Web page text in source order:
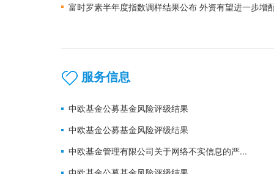
富时罗素半年度指数调样结果公布 外资有望进一步增
服务信息
中欧基金公募基金风险评级结果
中欧基金公募基金风险评级结果
中欧基金管理有限公司关于网络不实信息的严...